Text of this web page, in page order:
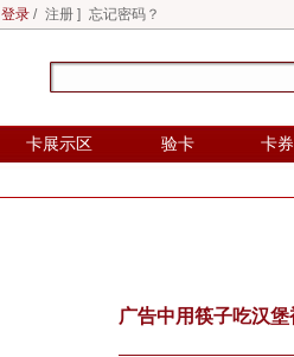
登录 / 注册 ] 忘记密码？
卡展示区 验卡 卡
广告中用筷子吃汉